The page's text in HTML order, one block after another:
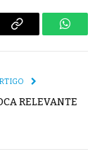
Copiar
RELEVANTE